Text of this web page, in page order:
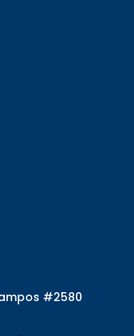
#2580